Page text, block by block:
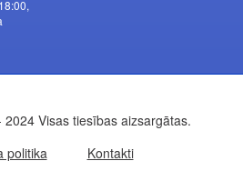
Visas tiesības aizsargātas.
politika
Kontakti